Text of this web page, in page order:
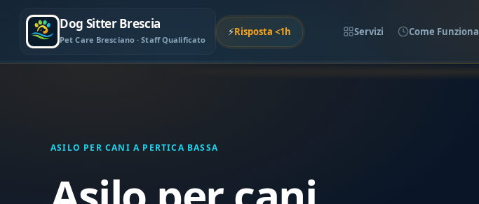
Dog Sitter Brescia
Pet Care Bresciano · Staff Qualificato
⚡Risposta <1h Servizi Come Funziona
ASILO PER CANI A PERTICA BASSA